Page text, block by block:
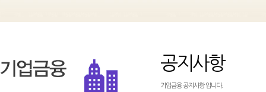
공지사항
기업금융 공지사항 입니다.